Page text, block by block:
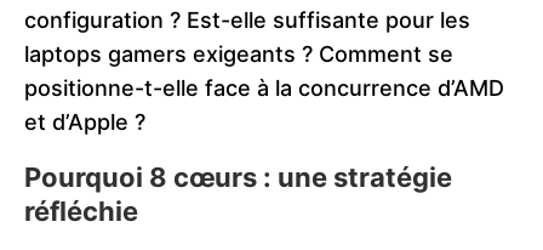
configuration ? Est-elle suffisante pour les
laptops gamers exigeants ? Comment se
positionne-t-elle face à la concurrence d’AMD
et d’Apple ?
Pourquoi 8 cœurs : une stratégie
réfléchie